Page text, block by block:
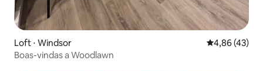
Loft ⋅ Windsor 4,86 de uma
4,86 (43)
Boas-vindas a Woodlawn